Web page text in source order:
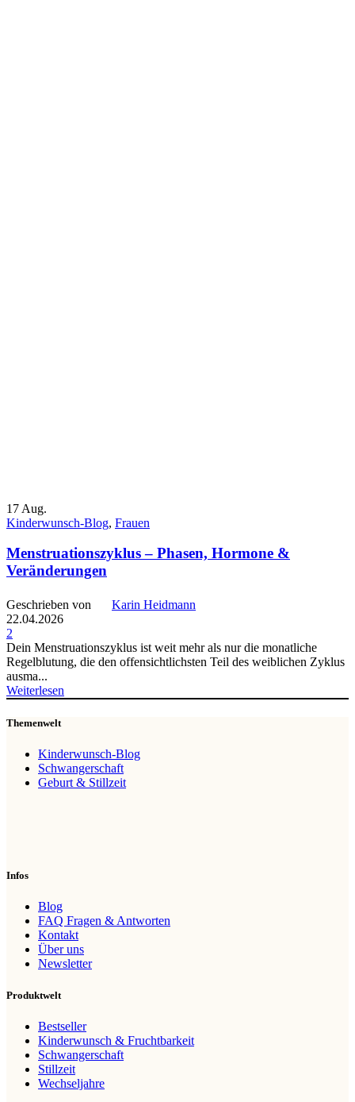
17 Aug.
Kinderwunsch-Blog, Frauen
Menstruationszyklus – Phasen, Hormone &
Veränderungen
Geschrieben von
Karin Heidmann
22.04.2026
2
Dein Menstruationszyklus ist weit mehr als nur die monatliche
Regelblutung, die den offensichtlichsten Teil des weiblichen Zyklus
ausma...
Weiterlesen
Themenwelt
Kinderwunsch-Blog
Schwangerschaft
Geburt & Stillzeit
Infos
Blog
FAQ Fragen & Antworten
Kontakt
Über uns
Newsletter
Produktwelt
Bestseller
Kinderwunsch & Fruchtbarkeit
Schwangerschaft
Stillzeit
Wechseljahre